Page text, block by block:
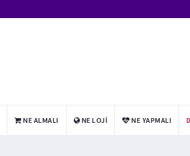
NE ALMALI NE LOJI NE YAPMALI